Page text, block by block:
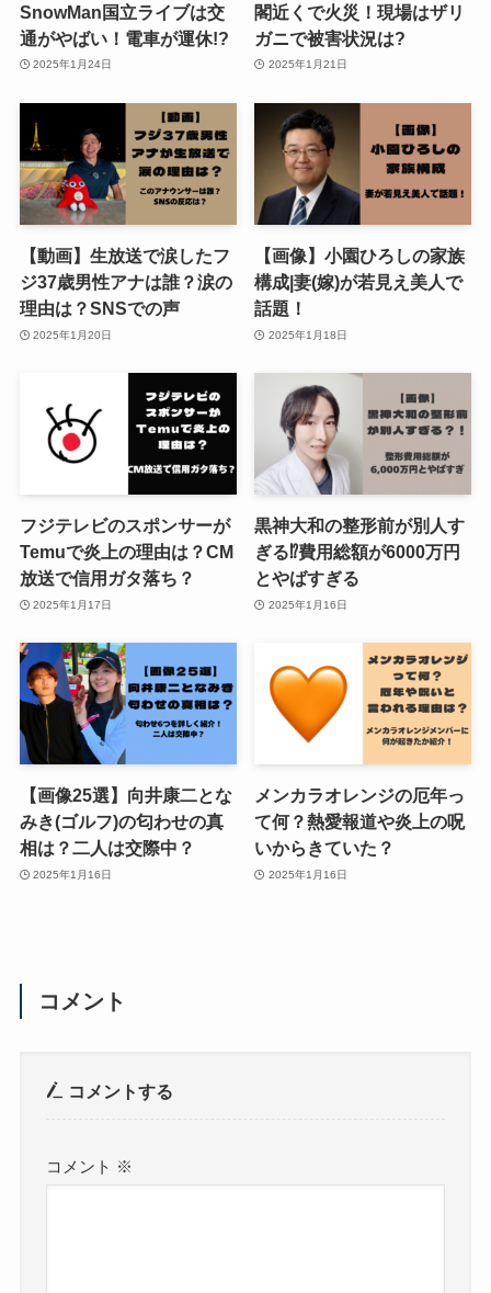
SnowMan国立ライブは交
通がやばい！電車が運休!?
2025年1月24日
閣近くで火災！現場はザリ
ガニで被害状況は?
2025年1月21日
【動画】生放送で涙したフ
ジ37歳男性アナは誰？涙の
理由は？SNSでの声
2025年1月20日
【画像】小園ひろしの家族
構成|妻(嫁)が若見え美人で
話題！
2025年1月18日
フジテレビのスポンサーが
Temuで炎上の理由は？CM
放送で信用ガタ落ち？
2025年1月17日
黒神大和の整形前が別人す
ぎる⁉費用総額が6000万円
とやばすぎる
2025年1月16日
【画像25選】向井康二とな
みき(ゴルフ)の匂わせの真
相は？二人は交際中？
2025年1月16日
メンカラオレンジの厄年っ
て何？熱愛報道や炎上の呪
いからきていた？
2025年1月16日
コメント
コメントする
コメント ※